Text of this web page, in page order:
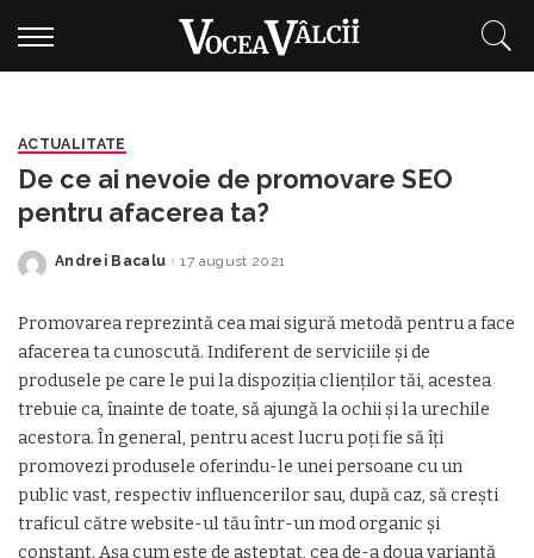
ACTUALITATE
De ce ai nevoie de promovare SEO
pentru afacerea ta?
Posted
Andrei Bacalu 17 august 2021
Promovarea reprezintă cea mai sigură metodă pentru a face
afacerea ta cunoscută. Indiferent de serviciile și de
produsele pe care le pui la dispoziția clienților tăi, acestea
trebuie ca, înainte de toate, să ajungă la ochii și la urechile
acestora. În general, pentru acest lucru poți fie să îți
promovezi produsele oferindu-le unei persoane cu un
public vast, respectiv influencerilor sau, după caz, să crești
traficul către website-ul tău într-un mod organic și
constant. Așa cum este de așteptat, cea de-a doua variantă